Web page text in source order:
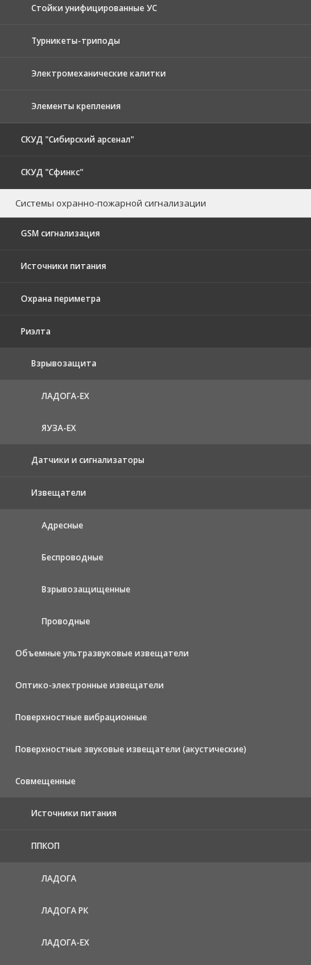
Стойки унифицированные УС
Турникеты-триподы
Электромеханические калитки
Элементы крепления
СКУД "Сибирский арсенал"
СКУД "Сфинкс"
Системы охранно-пожарной сигнализации
GSM сигнализация
Источники питания
Охрана периметра
Риэлта
Взрывозащита
ЛАДОГА-EX
ЯУЗА-ЕХ
Датчики и сигнализаторы
Извещатели
Адресные
Беспроводные
Взрывозащищенные
Проводные
Объемные ультразвуковые извещатели
Оптико-электронные извещатели
Поверхностные вибрационные
Поверхностные звуковые извещатели (акустические)
Совмещенные
Источники питания
ППКОП
ЛАДОГА
ЛАДОГА РК
ЛАДОГА-EX